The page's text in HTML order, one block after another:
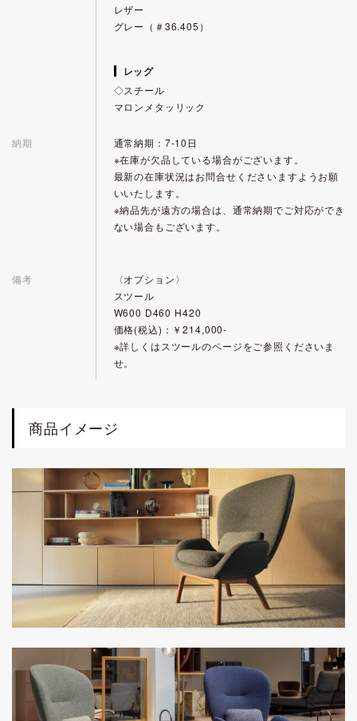
レザー
グレー（＃36.405）
レッグ
◇スチール
マロンメタッリック
納期
通常納期：7-10日
※在庫が欠品している場合がございます。
最新の在庫状況はお問合せくださいますようお願
いいたします。
※納品先が遠方の場合は、通常納期でご対応ができ
ない場合もございます。
備考
〈オプション〉
スツール
W600 D460 H420
価格(税込)：￥214,000-
※詳しくはスツールのページをご参照くださいま
せ。
商品イメージ